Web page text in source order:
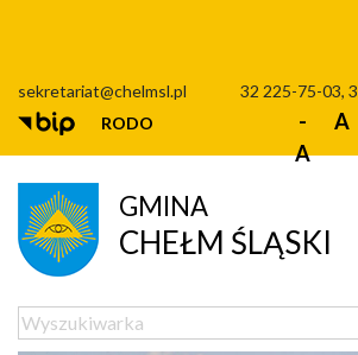
sekretariat@chelmsl.pl
32 225-75-03,
RODO
-
A
A
GMINA
CHEŁM ŚLĄSKI